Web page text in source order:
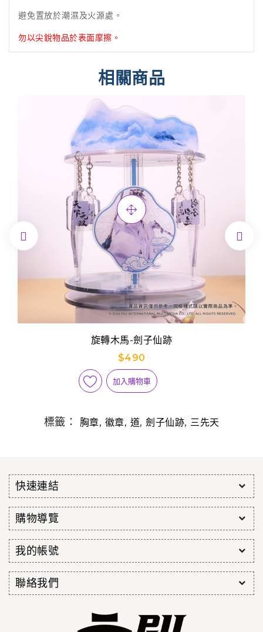
避免置放於潮濕及火源處。
勿以尖銳物品於表面摩擦。
相關商品
旋轉木馬-劍子仙跡
$490
加入購物車
 
標籤： 胸章, 徽章, 道, 劍子仙跡, 三先天
快速連結
購物導覽
我的帳號
聯絡我們